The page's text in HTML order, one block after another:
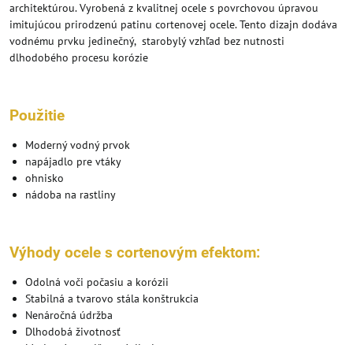
architektúrou. Vyrobená z kvalitnej ocele s povrchovou úpravou
imitujúcou prirodzenú patinu cortenovej ocele. Tento dizajn dodáva
vodnému prvku jedinečný, starobylý vzhľad bez nutnosti
dlhodobého procesu korózie
Použitie
Moderný vodný prvok
napájadlo pre vtáky
ohnisko
nádoba na rastliny
Výhody ocele s cortenovým efektom:
Odolná voči počasiu a korózii
Stabilná a tvarovo stála konštrukcia
Nenáročná údržba
Dlhodobá životnosť